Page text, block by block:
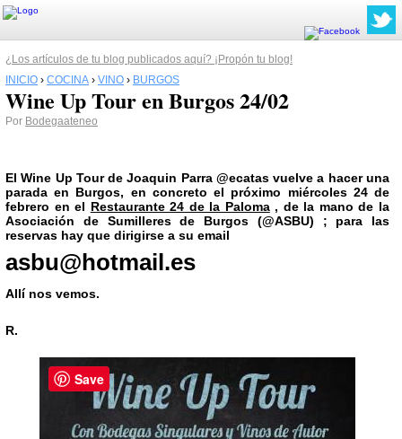
¿Los artículos de tu blog publicados aquí? ¡Propón tu blog!
INICIO › COCINA › VINO › BURGOS
Wine Up Tour en Burgos 24/02
Por Bodegaateneo
ElWine Up Tour de Joaquin Parra @ecatasvuelve a hacer una
parada en Burgos, en concreto el próximo miércoles 24 de
febrero en el Restaurante 24 de la Paloma , de la mano de la
Asociación de Sumilleres de Burgos (@ASBU) ; para las
reservas hay que dirigirse a su email
asbu@hotmail.es
Allí nos vemos.
R.
Save